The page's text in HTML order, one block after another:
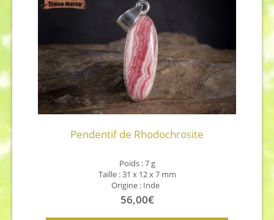
Pendentif de Rhodochrosite
Poids : 7 g
Taille : 31 x 12 x 7 mm
Origine : Inde
56,00€